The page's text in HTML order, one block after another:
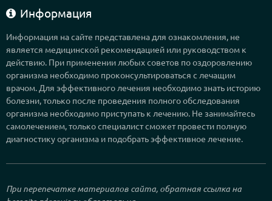
Информация
Информация на сайте представлена для ознакомления, не
является медицинской рекомендацией или руководством к
действию. При применении любых советов по оздоровлению
организма необходимо проконсультироваться с лечащим
врачом. Для эффективного лечения необходимо знать историю
болезни, только после проведения полного обследования
организма необходимо приступать к лечению. Не занимайтесь
самолечением, только специалист сможет провести полную
диагностику организма и подобрать эффективное лечение.
При перепечатке материалов сайта, обратная ссылка на